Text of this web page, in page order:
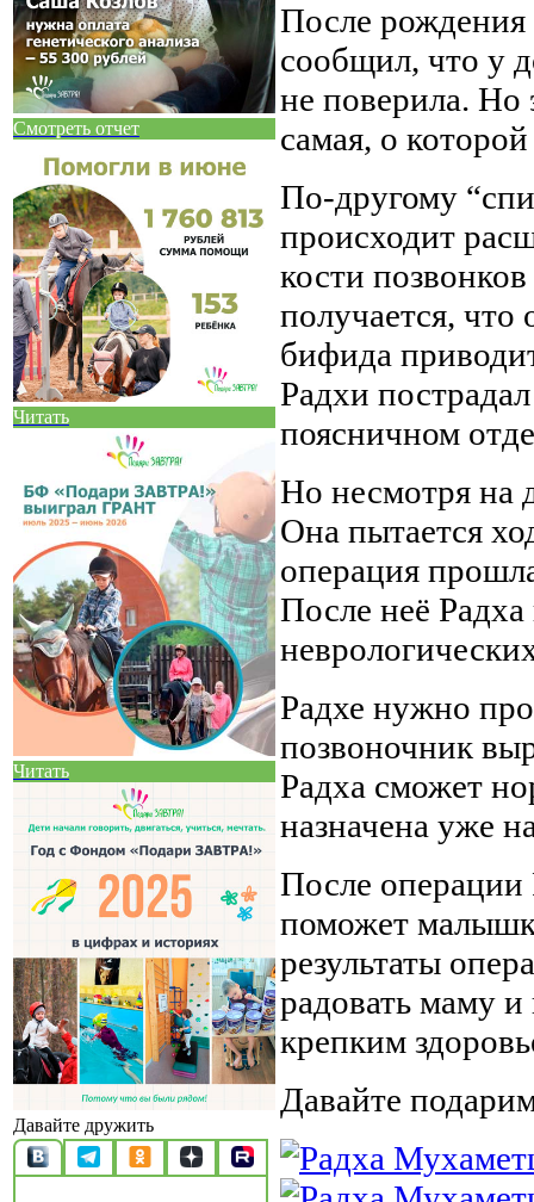
Смотреть отчет
Читать
Читать
Давайте дружить
После
сообщил, что у
не поверила. Но
самая, о
По-другому
происходит
кости
получается,
бифида
Радхи
поясничном
Но несмотря на
Она пытается
операция
После неё Радха
Радхе нужно
позвоночник
Радха сможет
назначена уже
После операции
поможет
результаты
радовать маму
крепким
Давайте